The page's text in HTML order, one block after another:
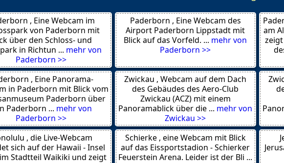
Так что автору —
людям.
У меня задело за
Девушки, напишите,
Короче — спасибо за
Остаюсь на вашем
ник там — Наташа —
Всем добра! виртсекс
регистрации
Essie am 02.08.2026 -
Nordkapp/Nordkap
Актуальная тема!
именно здесь я не
London
Cengiling
Trondheim
Amsterdam
Chemnitz
Hamburg
Ohakune
Lamai
Prag
Tokio
Bremen
Manhattan
Key West
Lower Manhattan
Melbourne
Landau
Key West
Ceuta
, Eine Webcam im
von Paderborn mit
über den Schloss- und
in Richtun ... mehr von
Paderborn >>
Paderborn , Eine Webcam des
Airport Paderborn Lippstadt mit
Blick auf das Vorfeld. ... mehr von
Paderborn >>
am
, Eine Panorama-
in Paderborn mit Blick vom
Paderborn über
Paderborn ... mehr von
Paderborn >>
Zwickau , Webcam auf dem Dach
des Gebäudes des Aero-Club
Zwickau (ACZ) mit einem
Panoramablick über die ... mehr von
Zwickau >>
, die Live-Webcam
sich auf der Hawaii - Insel
im Stadtteil Waikiki und zeigt
Schierke , eine Webcam mit Blick
auf das Eissportstadion - Schierker
Feuerstein Arena. Leider ist der Bli ...